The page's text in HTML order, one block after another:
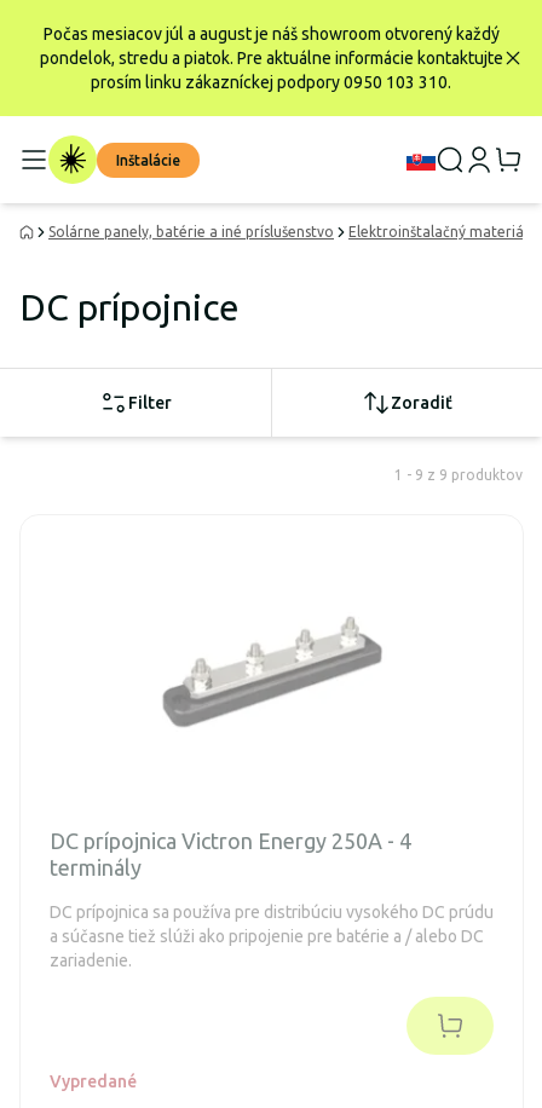
Počas mesiacov júl a august je náš showroom otvorený každý
pondelok, stredu a piatok. Pre aktuálne informácie kontaktujte
prosím linku zákazníckej podpory 0950 103 310.
Inštalácie
Solárne panely, batérie a iné príslušenstvo Elektroinštalačný materiál
DC prípojnice
Filter Zoradiť
1 - 9 z 9 produktov
DC prípojnica Victron Energy 250A - 4
terminály
DC prípojnica sa používa pre distribúciu vysokého DC prúdu
a súčasne tiež slúži ako pripojenie pre batérie a / alebo DC
zariadenie.
Vypredané